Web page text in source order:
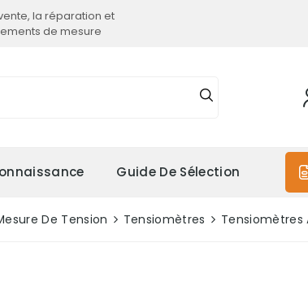
la réparation et
de mesure
Guide De Sélection
De Tension Tensiomètres Tensiomètres